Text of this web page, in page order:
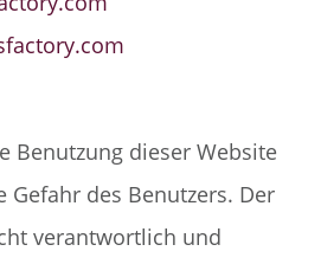
Benutzung dieser Website
Gefahr des Benutzers. Der
verantwortlich und